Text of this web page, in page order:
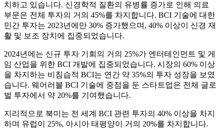
치하고 있습니다. 신경학적 질환의 유병률 증가로 인해 의료
부문은 전체 투자의 거의 45%를 차지합니다. BCI 기술에 대한
민간 투자는 2023년에만 30% 증가했으며, 40% 이상이 신경 재
활 및 보조 장치에 집중되었습니다.
2024년에는 신규 투자 기회의 거의 25%가 엔터테인먼트 및 게
임 산업을 위한 BCI 개발에 집중되었습니다. 시장의 60% 이상
을 차지하는 비침습적 BCI는 연간 약 35%의 투자 성장을 보였
습니다. 웨어러블 BCI 기술에 중점을 둔 스타트업은 전체 글로
벌 투자에서 약 20%를 기여했습니다.
지리적으로 북미는 전 세계 BCI 관련 투자의 40% 이상을 차지
하며 유럽이 25%, 아시아 태평양이 거의 20%를 차지합니다.